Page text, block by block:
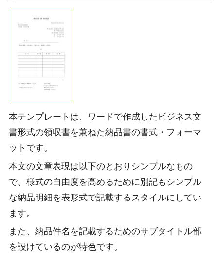
本テンプレートは、ワードで作成したビジネス文
書形式の領収書を兼ねた納品書の書式・フォーマ
ットです。
本文の文章表現は以下のとおりシンプルなもの
で、様式の自由度を高めるために別記もシンプル
な納品明細を表形式で記載するスタイルにしてい
ます。
また、納品件名を記載するためのサブタイトル部
を設けているのが特色です。